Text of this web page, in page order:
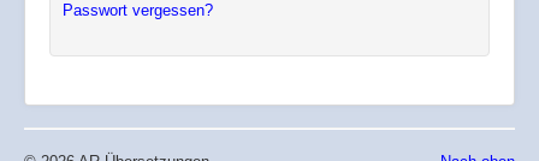
Passwort vergessen?